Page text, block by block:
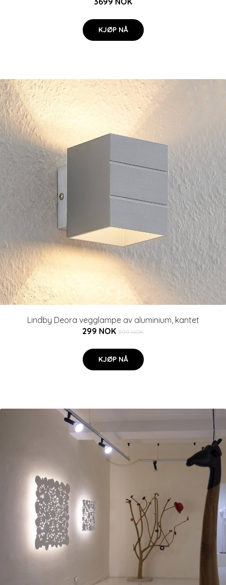
KJØP NÅ
Lindby Deora vegglampe av aluminium, kantet
299 NOK 399 NOK
KJØP NÅ